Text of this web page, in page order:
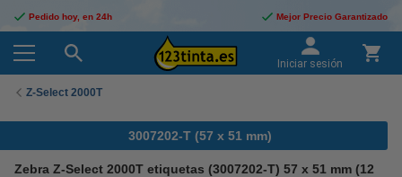
Pedido hoy, en 24h Mejor Precio Garantizado
Iniciar sesión
Z-Select 2000T
3007202-T (57 x 51 mm)
Zebra Z-Select 2000T etiquetas (3007202-T) 57 x 51 mm (12